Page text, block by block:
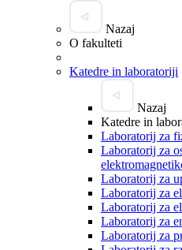
Nazaj
O fakulteti
Katedre in laboratoriji
Nazaj
Katedre in
Laboratorij za
Laboratorij za
Laboratorij za
Laboratorij za
Laboratorij za
Laboratorij za
Laboratorij za